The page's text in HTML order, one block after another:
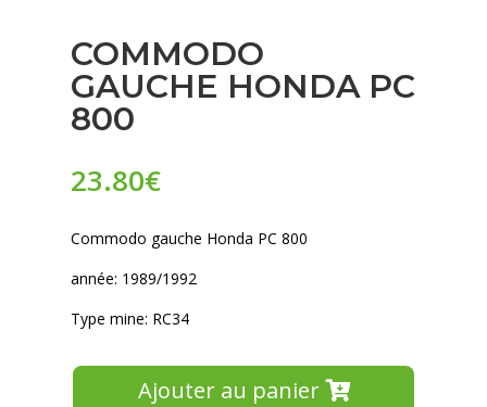
COMMODO
GAUCHE HONDA PC
800
23.80€
Commodo gauche Honda PC 800
année: 1989/1992
Type mine: RC34
Ajouter au panier